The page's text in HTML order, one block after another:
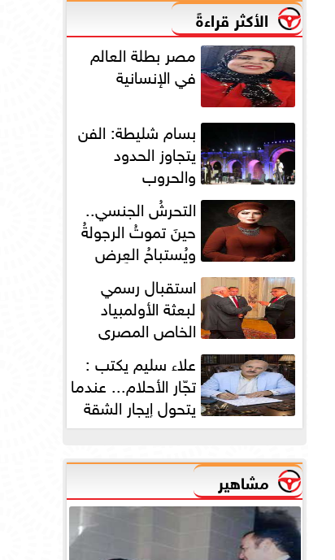
الأكثر قراءةً
مصر بطلة العالم
في الإنسانية
بسام شليطة: الفن
يتجاوز الحدود
والحروب
التحرشُ الجنسي..
حينَ تموتُ الرجولةُ
ويُستباحُ العِرض
استقبال رسمي
لبعثة الأولمبياد
الخاص المصري
بسفارة مصر في
باريس علاء سليم يكتب :
تجّار الأحلام... عندما
يتحول إيجار الشقة
إلى مقصلةٍ...
مشاهير